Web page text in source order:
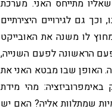
מתייחס האני. מערכת
גם לגירויים היצירתיים
לו משנה את האובייקט
הראשונה לפעם השנייה,
האופן שבו מבטא האני את
מהי מידת
שמתלוות אליה? האם יש